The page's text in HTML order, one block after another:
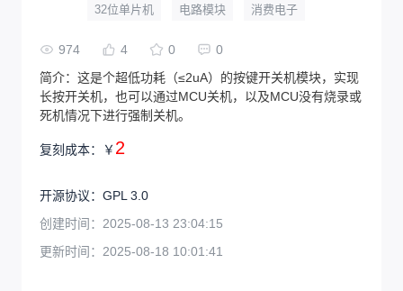
32位单片机 电路模块 消费电子
974 4 0
0
简介： 这是个超低功耗（≤2uA）的按键开关机模块，实现
长按开关机，也可以通过MCU关机，以及MCU没有烧录或
死机情况下进行强制关机。
复刻成本： ￥ 2
开源协议： GPL 3.0
创建时间： 2025-08-13 23:04:15
更新时间： 2025-08-18 10:01:41